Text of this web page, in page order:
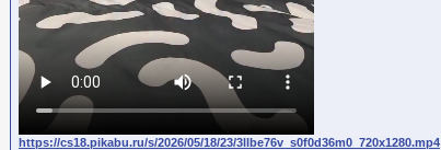
https://cs18.pikabu.ru/s/2026/05/18/23/3llbe76v_s0f0d36m0_720x1280.mp4